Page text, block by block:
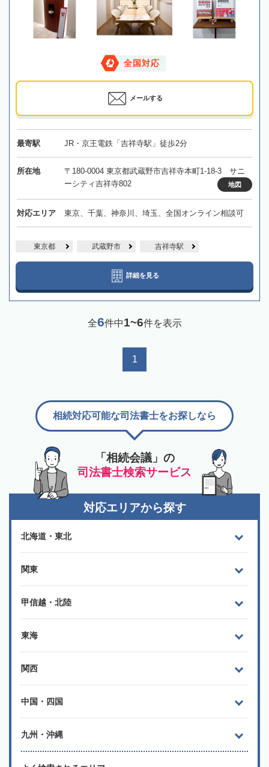
全国対応
メールする
最寄駅 JR・京王電鉄「吉祥寺駅」徒歩2分
所在地
〒180-0004 東京都武蔵野市吉祥寺本町1-18-3 サニ
ーシティ吉祥寺802
地図
対応エリア 東京、千葉、神奈川、埼玉、全国オンライン相談可
東京都 武蔵野市 吉祥寺駅
詳細を見る
全6件中1~6件を表示
1
「相続会議」の
司法書士検索サービス
相続対応可能な司法書士をお探しなら
対応エリアから探す
北海道・東北
関東
甲信越・北陸
東海
関西
中国・四国
九州・沖縄